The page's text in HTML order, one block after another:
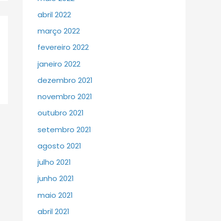
abril 2022
março 2022
fevereiro 2022
janeiro 2022
dezembro 2021
novembro 2021
outubro 2021
setembro 2021
agosto 2021
julho 2021
junho 2021
maio 2021
abril 2021